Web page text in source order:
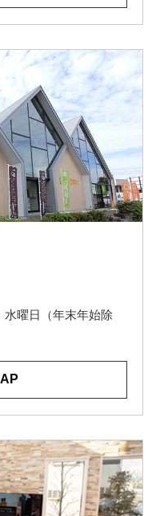
曜日（年末年始除